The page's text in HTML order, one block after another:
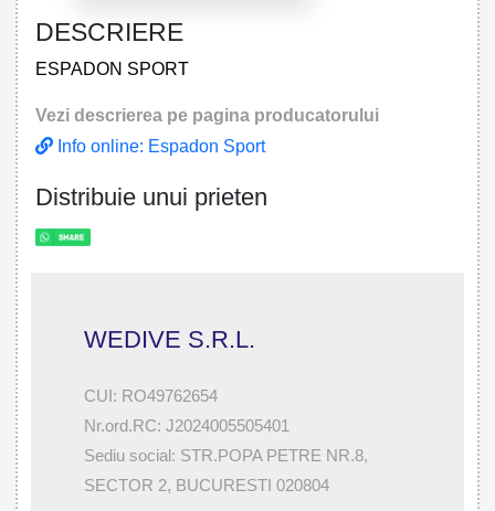
DESCRIERE
ESPADON SPORT
Vezi descrierea pe pagina producatorului
Info online: Espadon Sport
Distribuie unui prieten
WEDIVE S.R.L.
CUI: RO49762654
Nr.ord.RC: J2024005505401
Sediu social: STR.POPA PETRE NR.8,
SECTOR 2, BUCURESTI 020804